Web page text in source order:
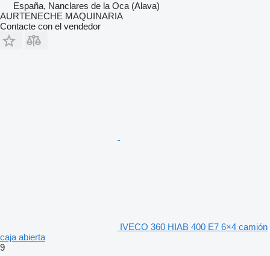
España, Nanclares de la Oca (Alava)
AURTENECHE MAQUINARIA
Contacte con el vendedor
IVECO 360 HIAB 400 E7 6×4 camión
caja abierta
9